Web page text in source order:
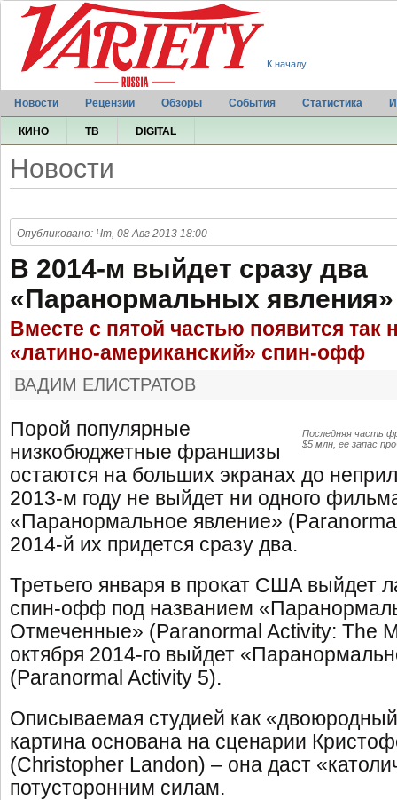
К началу
Новости Рецензии Обзоры События Статистика
КИНО ТВ DIGITAL
Новости
Опубликовано: Чт, 08 Авг 2013 18:00
В 2014-м выйдет сразу два
«Паранормальных явления»
Вместе с пятой частью появится
«латино-американский» спин-офф
ВАДИМ ЕЛИСТРАТОВ
Последняя часть
$5 млн, ее запас
Порой популярные
низкобюджетные франшизы
остаются на больших экранах до
2013-м году не выйдет ни одного
«Паранормальное явление»
2014-й их придется сразу два.
Третьего января в прокат США выйдет
спин-офф под названием
Отмеченные» (Paranormal Activity: The
октября 2014-го выйдет
(Paranormal Activity 5).
Описываемая студией как
картина основана на сценарии
(Christopher Landon) – она даст
потусторонним силам.